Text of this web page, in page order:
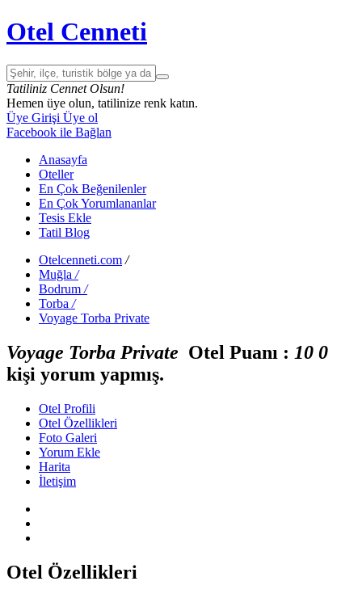
Otel Cenneti
Tatiliniz Cennet Olsun!
Hemen üye olun, tatilinize renk katın.
Üye Girişi Üye ol
Facebook ile Bağlan
Anasayfa
Oteller
En Çok Beğenilenler
En Çok Yorumlananlar
Tesis Ekle
Tatil Blog
Otelcenneti.com /
Muğla /
Bodrum /
Torba /
Voyage Torba Private
Voyage Torba Private Otel Puanı : 10 0
kişi yorum yapmış.
Otel Profili
Otel Özellikleri
Foto Galeri
Yorum Ekle
Harita
İletişim
Otel Özellikleri